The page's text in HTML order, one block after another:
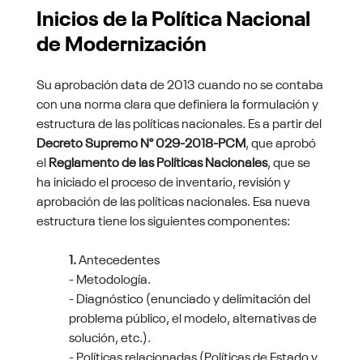
Inicios de la Política Nacional
de Modernización
Su aprobación data de 2013 cuando no se contaba
con una norma clara que definiera la formulación y
estructura de las políticas nacionales. Es a partir del
Decreto Supremo N° 029-2018-PCM, que aprobó
elReglamento de las Políticas Nacionales, que se
ha iniciado el proceso de inventario, revisión y
aprobación de las políticas nacionales. Esa nueva
estructura tiene los siguientes componentes:
1.Antecedentes
- Metodología.
- Diagnóstico (enunciado y delimitación del
problema público, el modelo, alternativas de
solución, etc.).
- Políticas relacionadas (Políticas de Estado y